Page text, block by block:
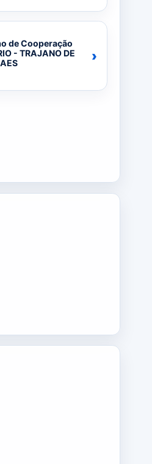
de Cooperação
- TRAJANO DE
›